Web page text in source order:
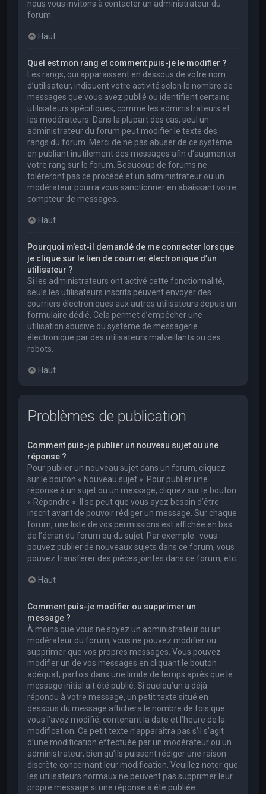
nous vous invitons à contacter un administrateur du
forum.
Haut
Quel est mon rang et comment puis-je le modifier ?
Les rangs, qui apparaissent en dessous de votre nom
d’utilisateur, indiquent votre activité selon le nombre de
messages que vous avez publié ou identifient certains
utilisateurs spécifiques, comme les administrateurs et
les modérateurs. Dans la plupart des cas, seul un
administrateur du forum peut modifier le texte des
rangs du forum. Merci de ne pas abuser de ce système
en publiant inutilement des messages afin d’augmenter
votre rang sur le forum. Beaucoup de forums ne
toléreront pas ce procédé et un administrateur ou un
modérateur pourra vous sanctionner en abaissant votre
compteur de messages.
Haut
Pourquoi m’est-il demandé de me connecter lorsque
je clique sur le lien de courrier électronique d’un
utilisateur ?
Si les administrateurs ont activé cette fonctionnalité,
seuls les utilisateurs inscrits peuvent envoyer des
courriers électroniques aux autres utilisateurs depuis un
formulaire dédié. Cela permet d’empêcher une
utilisation abusive du système de messagerie
électronique par des utilisateurs malveillants ou des
robots.
Haut
Problèmes de publication
Comment puis-je publier un nouveau sujet ou une
réponse ?
Pour publier un nouveau sujet dans un forum, cliquez
sur le bouton « Nouveau sujet ». Pour publier une
réponse à un sujet ou un message, cliquez sur le bouton
« Répondre ». Il se peut que vous ayez besoin d’être
inscrit avant de pouvoir rédiger un message. Sur chaque
forum, une liste de vos permissions est affichée en bas
de l’écran du forum ou du sujet. Par exemple : vous
pouvez publier de nouveaux sujets dans ce forum, vous
pouvez transférer des pièces jointes dans ce forum, etc.
Haut
Comment puis-je modifier ou supprimer un
message ?
À moins que vous ne soyez un administrateur ou un
modérateur du forum, vous ne pouvez modifier ou
supprimer que vos propres messages. Vous pouvez
modifier un de vos messages en cliquant le bouton
adéquat, parfois dans une limite de temps après que le
message initial ait été publié. Si quelqu’un a déjà
répondu à votre message, un petit texte situé en
dessous du message affichera le nombre de fois que
vous l’avez modifié, contenant la date et l’heure de la
modification. Ce petit texte n’apparaîtra pas s’il s’agit
d’une modification effectuée par un modérateur ou un
administrateur, bien qu’ils puissent rédiger une raison
discrète concernant leur modification. Veuillez noter que
les utilisateurs normaux ne peuvent pas supprimer leur
propre message si une réponse a été publiée.